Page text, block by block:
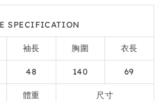
SPECIFICATION
袖長 胸圍 衣長
48 140 69
體重 尺寸